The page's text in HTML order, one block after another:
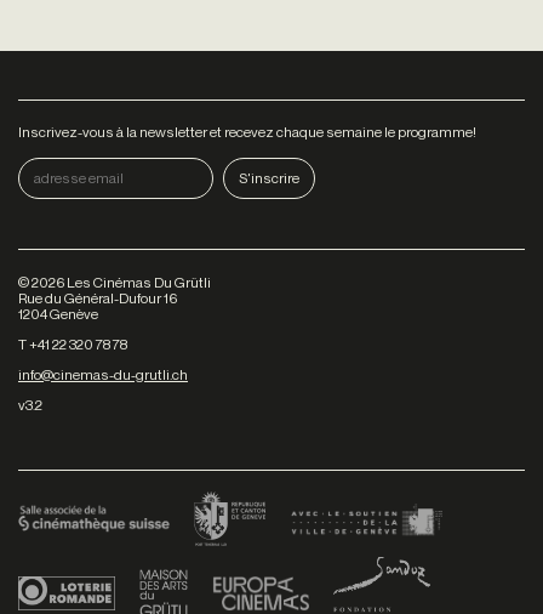
Inscrivez-vous à la newsletter et recevez chaque semaine le programme!
©2026 Les Cinémas Du Grütli
Rue du Général-Dufour 16
1204 Genève
T +41 22 320 78 78
info@cinemas-du-grutli.ch
v3.2